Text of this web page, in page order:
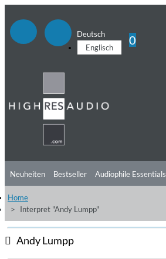
Deutsch
Englisch
0
Neuheiten Bestseller Audiophile Essentials
Hörtipps
Videos
Home
Interpret "Andy Lumpp"
Andy Lumpp